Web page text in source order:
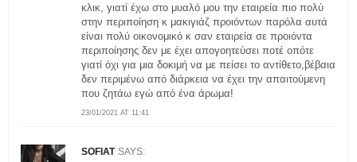
23/01/2021 AT 11:41
κλικ, γιατί έχω στο μυαλό μου την εταιρεία πιο πολύ
στην περιποίηση κ μακιγιάζ προιόντων παρόλα αυτά
είναι πολύ οικονομικό κ σαν εταιρεία σε προιόντα
περιποίησης δεν με έχει απογοητεύσει ποτέ οπότε
γιατί όχι για μια δοκιμή να με πείσει το αντίθετο,βέβαια
δεν περιμένω από διάρκεια να έχει την απαιτούμενη
που ζητάω εγώ από ένα άρωμα!
SOFIAT SAYS: